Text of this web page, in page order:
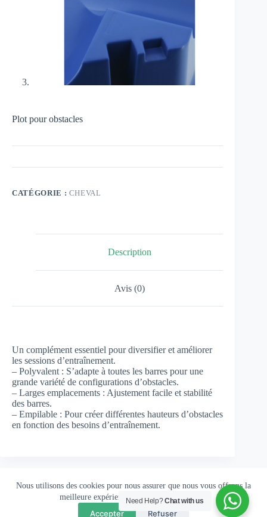
Nous utilisons des cookies pour nous assurer que nous vous offrons la
meilleure expérience possible sur notre site.
Accepter Refuser
Plot pour obstacles
CATÉGORIE : CHEVAL
Description
Avis (0)
Un complément essentiel pour diversifier et améliorer
les sessions d’entraînement.
– Polyvalent : S’adapte à toutes les barres pour une
grande variété de configurations d’obstacles.
– Larges emplacements : Ajustement facile et stabilité
des barres.
– Empilable : Pour créer différentes hauteurs d’obstacles
en fonction des besoins d’entraînement.
Need Help?Chat with us